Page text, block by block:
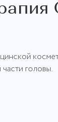
головы.